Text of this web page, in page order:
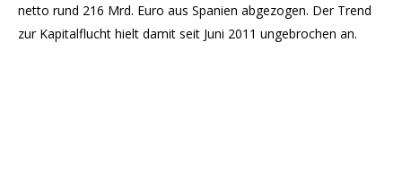
netto rund 216 Mrd. Euro aus Spanien abgezogen. Der Trend
zur Kapitalflucht hielt damit seit Juni 2011 ungebrochen an.